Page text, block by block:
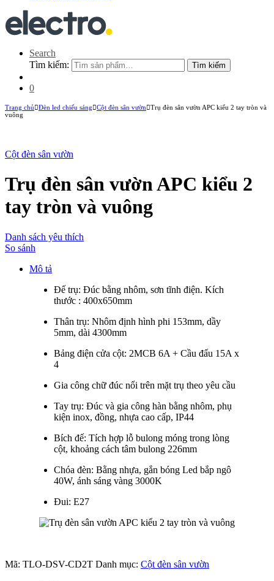
Search
Tìm kiếm:
Tìm kiếm
0
Trang chủ Đèn led chiếu sáng Cột đèn sân vườn
Trụ đèn sân vườn APC kiểu 2 tay tròn và
vuông
New
Cột đèn sân vườn
Trụ đèn sân vườn APC kiểu 2
tay tròn và vuông
Danh sách yêu thích
So sánh
Mô tả
Đế trụ: Đúc bằng nhôm, sơn tĩnh điện. Kích
thước : 400x650mm
Thân trụ: Nhôm định hình phi 153mm, dầy
5mm, dài 4300mm
Bảng điện cửa cột: 2MCB 6A + Cầu đấu 15A x
4
Gia công chữ đúc nổi trên mặt trụ theo yêu cầu
Tay trụ: Đúc và gia công hàn bằng nhôm, phụ
kiện inox, đồng, nhựa cao cấp, IP44
Bích đế: Tích hợp lỗ bulong móng trong lòng
cột, khoảng cách tâm bulong 226mm
Chóa đèn: Bằng nhựa, gắn bóng Led bắp ngô
40W, ánh sáng vàng 3000K
Đui: E27
Mã: TLO-DSV-CD2T Danh mục: Cột đèn sân vườn